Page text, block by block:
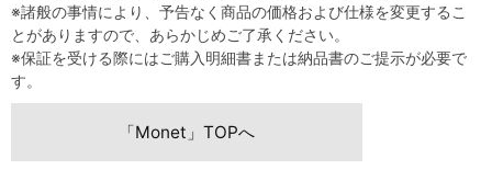
※諸般の事情により、予告なく商品の価格および仕様を変更するこ
とがありますので、あらかじめご了承ください。
※保証を受ける際にはご購入明細書または納品書のご提示が必要で
す。
「Monet」TOPへ